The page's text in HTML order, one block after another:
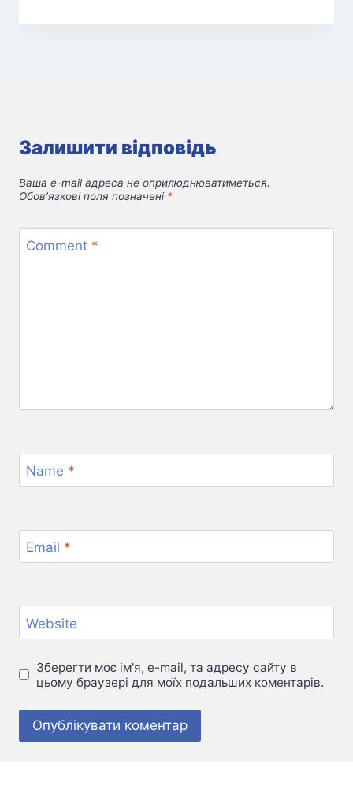
Залишити відповідь
Ваша e-mail адреса не оприлюднюватиметься.
Обов’язкові поля позначені *
Comment *
Name *
Email *
Website
Зберегти моє ім'я, e-mail, та адресу сайту в
цьому браузері для моїх подальших коментарів.